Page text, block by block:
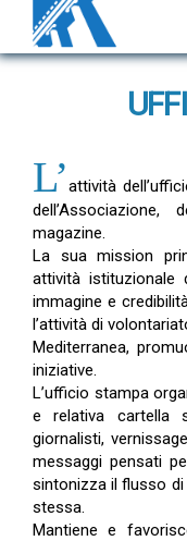
L’attività
magazine.
La sua mission
attività istituzionale
immagine e
l’attività di
Mediterranea,
iniziative.
L’ufficio stampa
e relativa cartella
giornalisti,
messaggi pensati
sintonizza il flusso di
stessa.
Mantiene e